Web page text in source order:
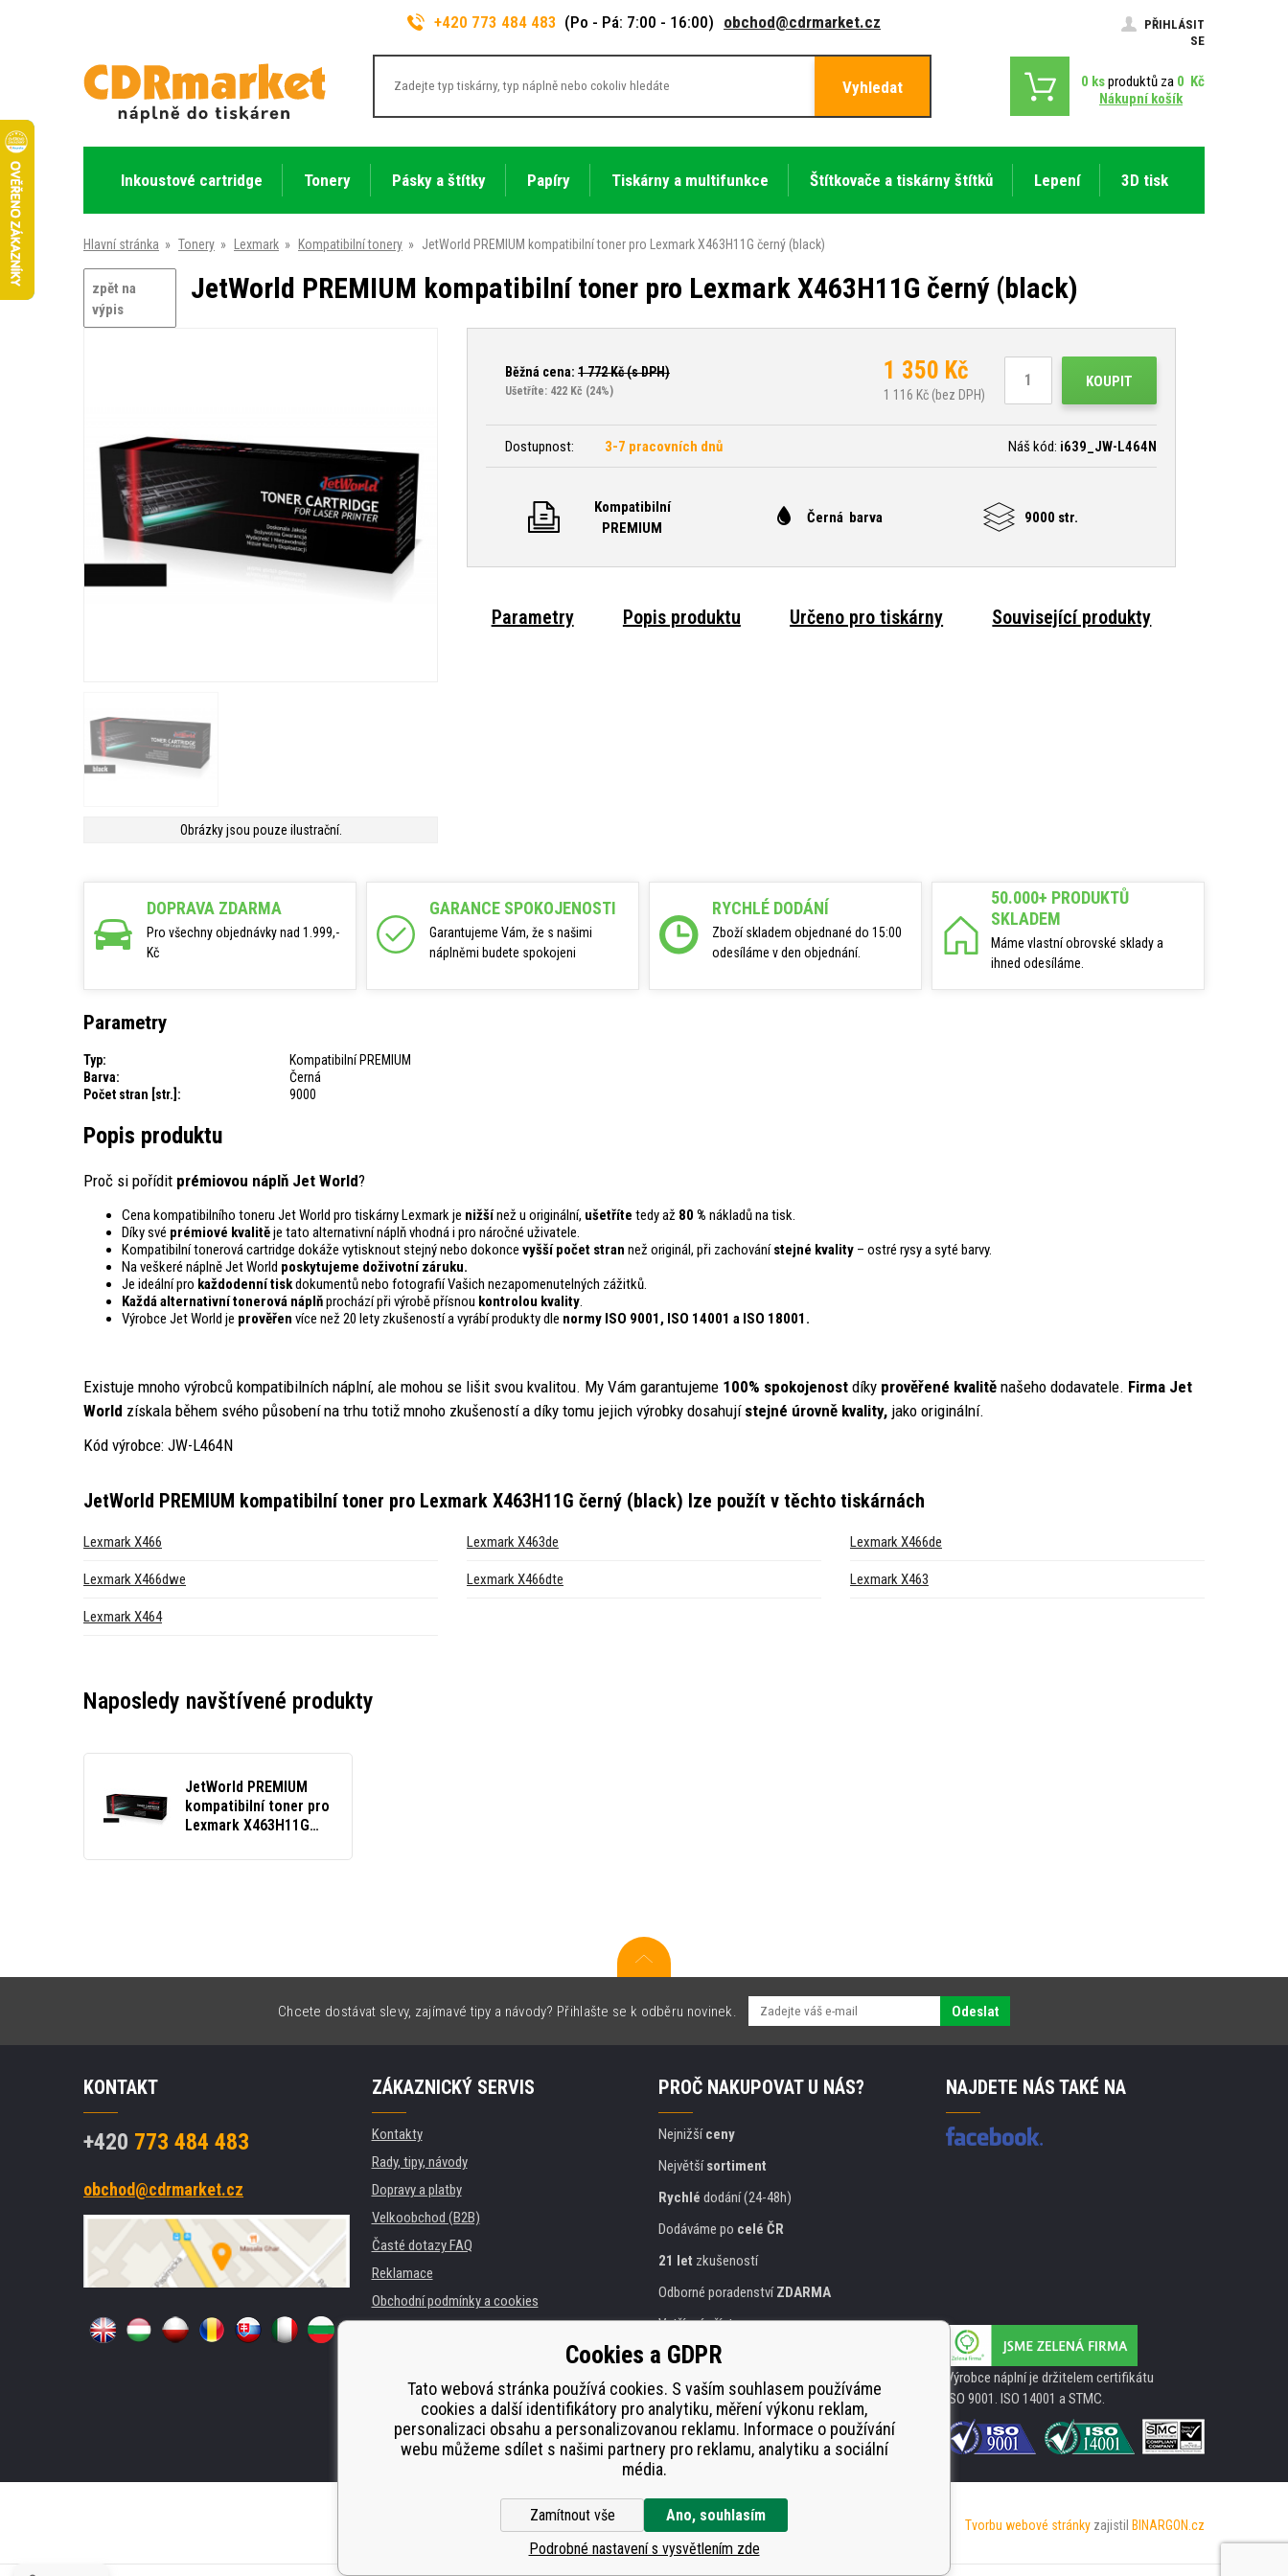
+420 773 484 483 (Po - Pá: 7:00 - 16:00) obchod@cdrmarket.cz
PŘIHLÁSIT
SE
Vyhledat 0 ksproduktů za 0 Kč
Nákupní košík
Inkoustové cartridge Tonery Pásky a štítky Papíry Tiskárny a multifunkce Štítkovače a tiskárny štítků Lepení 3D tisk
Hlavní stránka » Tonery » Lexmark » Kompatibilní tonery » JetWorld PREMIUM kompatibilní toner pro Lexmark X463H11G černý (black)
zpět na
výpis
JetWorld PREMIUM kompatibilní toner pro Lexmark X463H11G černý (black)
Obrázky jsou pouze ilustrační.
Běžná cena: 1 772Kč (s DPH)
Ušetříte: 422 Kč (24%)
1 350 Kč
1 116 Kč (bez DPH)
KOUPIT
Dostupnost: 3-7 pracovních dnů Náš kód: i639_JW-L464N
Kompatibilní
PREMIUM
Černá barva 9000 str.
Parametry Popis produktu Určeno pro tiskárny Související produkty
DOPRAVA ZDARMA
Pro všechny objednávky nad 1.999,-
Kč
GARANCE SPOKOJENOSTI
Garantujeme Vám, že s našimi
náplněmi budete spokojeni
RYCHLÉ DODÁNÍ
Zboží skladem objednané do 15:00
odesíláme v den objednání.
50.000+ PRODUKTŮ
SKLADEM
Máme vlastní obrovské sklady a
ihned odesíláme.
Parametry
Typ:
Kompatibilní PREMIUM
Barva:
Černá
Počet stran [str.]:
9000
Popis produktu
Proč si pořídit prémiovou náplň Jet World?
Cena kompatibilního toneru Jet World pro tiskárny Lexmark je nižšínež u originální, ušetříte tedy až 80 % nákladů na tisk.
Díky své prémiové kvalitěje tato alternativní náplň vhodná i pro náročné uživatele.
Kompatibilní tonerová cartridge dokáže vytisknout stejný nebo dokonce vyšší počet stran než originál, při zachovánístejné kvality – ostré rysy a syté barvy.
Na veškeré náplně Jet World poskytujeme doživotní záruku.
Je ideální pro každodenní tiskdokumentů nebo fotografií Vašich nezapomenutelných zážitků.
Každá alternativní tonerová náplňprochází při výrobě přísnou kontrolou kvality.
Výrobce Jet World je prověřen více než 20 lety zkušeností a vyrábí produkty dle normy ISO 9001, ISO 14001 a ISO 18001.
Existuje mnoho výrobců kompatibilních náplní, ale mohou se lišit svou kvalitou. My Vám garantujeme 100% spokojenost díky prověřené kvalitě našeho dodavatele. Firma Jet
World získala během svého působení na trhu totiž mnoho zkušeností a díky tomu jejich výrobky dosahují stejné úrovně kvality, jako originální.
Kód výrobce: JW-L464N
JetWorld PREMIUM kompatibilní toner pro Lexmark X463H11G černý (black) lze použít v těchto tiskárnách
Lexmark X466 Lexmark X463de Lexmark X466de
Lexmark X466dwe Lexmark X466dte Lexmark X463
Lexmark X464
Naposledy navštívené produkty
JetWorld PREMIUM
kompatibilní toner pro
Lexmark X463H11G
Chcete dostávat slevy, zajímavé tipy a návody? Přihlašte se k odběru novinek. Odeslat
KONTAKT
+420 773 484 483
obchod@cdrmarket.cz
ZÁKAZNICKÝ SERVIS
Kontakty
Rady, tipy, návody
Dopravy a platby
Velkoobchod (B2B)
Časté dotazy FAQ
Reklamace
Obchodní podmínky a cookies
Pronájem tiskáren
Náhradní plnění
Odstoupení od smlouvy
PROČ NAKUPOVAT U NÁS?
Nejnižšíceny
Největšísortiment
Rychlé dodání (24-48h)
Dodáváme po celé ČR
21 let zkušeností
Odborné poradenstvíZDARMA
Vstřícný přístup
Zlatýcertifikát
Bezpečnéon-line platby
NAJDETE NÁS TAKÉ NA
Výrobce náplní je držitelem certifikátu
ISO 9001. ISO 14001 a STMC.
Tvorbu webové stránky zajistil BINARGON.cz
Cookies a GDPR
Tato webová stránka používá cookies. S vaším souhlasem používáme
cookies a další identifikátory pro analytiku, měření výkonu reklam,
personalizaci obsahu a personalizovanou reklamu. Informace o používání
webu můžeme sdílet s našimi partnery pro reklamu, analytiku a sociální
média.
Zamítnout vše
Ano, souhlasím
Podrobné nastavení s vysvětlením zde